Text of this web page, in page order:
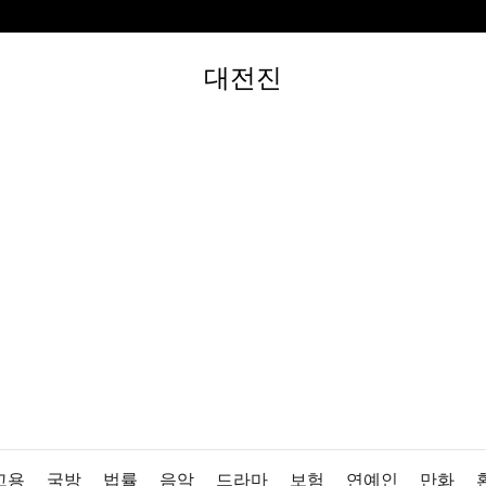
대전진
용 국방 법률 음악 드라마 보험 연예인 만화